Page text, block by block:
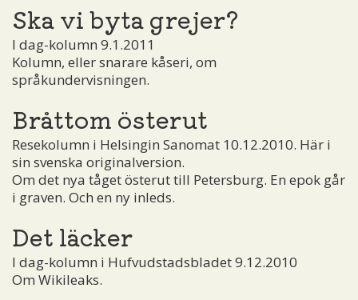
Ska vi byta grejer?
I dag-kolumn 9.1.2011
Kolumn, eller snarare kåseri, om
språkundervisningen.
Bråttom österut
Resekolumn i Helsingin Sanomat 10.12.2010. Här i
sin svenska originalversion.
Om det nya tåget österut till Petersburg. En epok går
i graven. Och en ny inleds.
Det läcker
I dag-kolumn i Hufvudstadsbladet 9.12.2010
Om Wikileaks.